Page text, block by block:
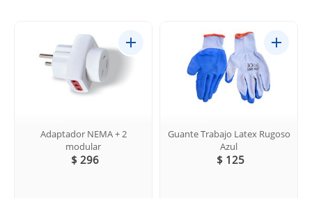
Adaptador NEMA + 2
modular
$ 296
Guante Trabajo Latex Rugoso
Azul
$ 125